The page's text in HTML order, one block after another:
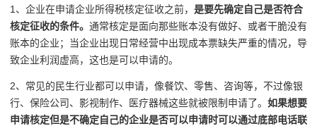
1、企业在申请企业所得税核定征收之前， 是要先确定自己是否符合
核定征收的条件。 通常核定是面向那些账本没有做好、或者干脆没有
账本的企业；当企业出现日常经营中出现成本票缺失严重的情况，导
致企业利润虚高，这也是可以申请的。
2、常见的民生行业都可以申请，像餐饮、零售、咨询等，不过像银
行、保险公司、影视制作、医疗器械这些就被限制申请了。 如果想要
申请核定但是不确定自己的企业是否可以申请时可以通过底部电话联